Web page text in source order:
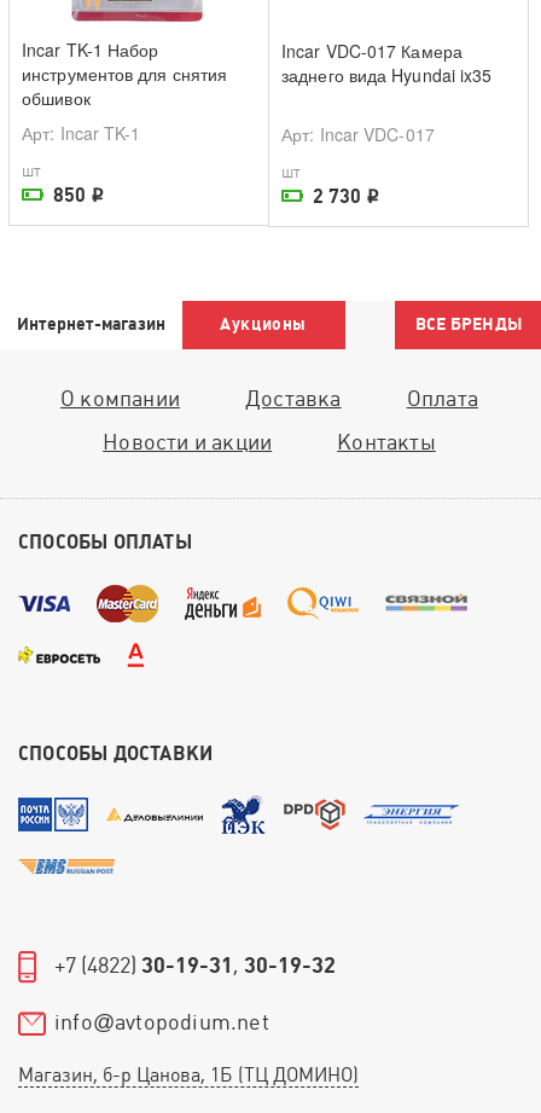
На складе поставщика
Incar TK-1 Набор
инструментов для снятия
обшивок
Арт: Incar TK-1
шт
850 i На складе поставщика
Incar VDC-017 Камера
заднего вида Hyundai ix35
Арт: Incar VDC-017
шт
2 730 i
Интернет-магазин Аукционы ВСЕ БРЕНДЫ
О компании Доставка
Оплата
Новости и акции
Контакты
СПОСОБЫ ОПЛАТЫ
СПОСОБЫ ДОСТАВКИ
+7 (4822) 30-19-31, 30-19-32
info@avtopodium.net
Магазин, б-р Цанова, 1Б (ТЦ ДОМИНО)